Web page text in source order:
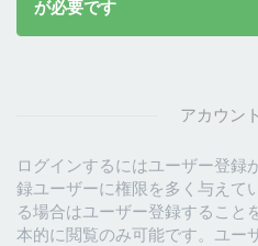
が必要です
アカウン
ログインするにはユーザー登録
録ユーザーに権限を多く与えて
る場合はユーザー登録すること
本的に閲覧のみ可能です。ユー